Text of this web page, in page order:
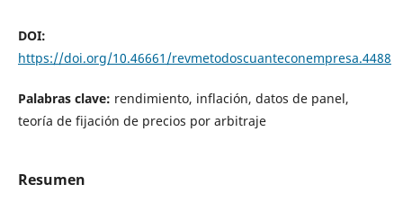
DOI:
https://doi.org/10.46661/revmetodoscuanteconempresa.4488
Palabras clave: rendimiento, inflación, datos de panel,
teoría de fijación de precios por arbitraje
Resumen